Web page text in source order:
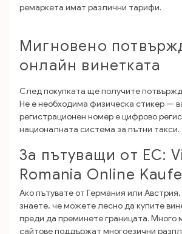
ремаркета имат различни тарифи.
Мигновено
онлайн винетката
След покупката ще получите
Не е необходима физическа стикер —
регистрационен номер е цифрово
националната система за пътни такси.
За пътуващи от ЕС:
Romania Online
Ако пътувате от Германия или
знаете, че можете лесно да купите
преди да преминете границата. Много
сайтове поддържат многоезични